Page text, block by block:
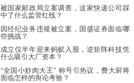
被国家邮政局立案调查，这家快递公司踩
中了什么监管红线？
因经纪业务违规被立案，国盛证券面临哪
些挑战？
成立仅半年迎来蚂蚁入股，逆矩阵科技凭
什么吸引大厂资本？
“全国小炒肉大王” 称号引热议，费大厨将
面临怎样的舆论考验？